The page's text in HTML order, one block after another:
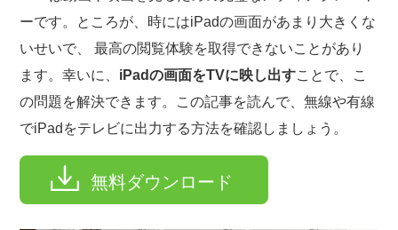
ーです。ところが、時にはiPadの画面があまり大きくな
いせいで、 最高の閲覧体験を取得できないことがあり
ます。幸いに、 iPadの画面をTVに映し出すことで、こ
の問題を解決できます。この記事を読んで、無線や有線
でiPadをテレビに出力する方法を確認しましょう。
無料ダウンロード